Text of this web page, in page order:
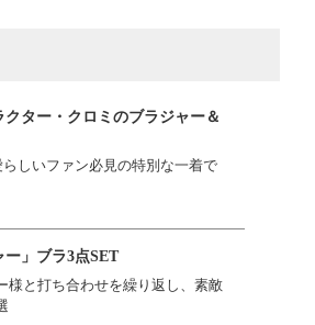
ター・クロミのブラジャー＆
しいファン必見の特別な一着で
ー」ブラ3点SET
様と打ち合わせを繰り返し、素敵